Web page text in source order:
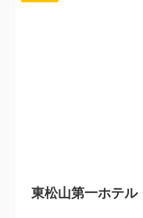
東松山第一ホテル